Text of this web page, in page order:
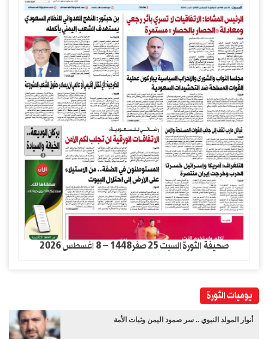
صحيفة الثورة السبت 25 صفر1448 – 8 اغسطس 2026
يوميات الثورة
أنوار المولد النبوي .. سر صمود اليمن وثبات الأمة